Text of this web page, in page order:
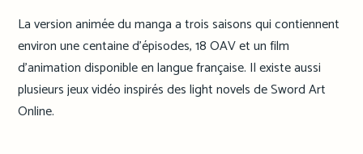
La version animée du manga a trois saisons qui contiennent
environ une centaine d’épisodes, 18 OAV et un film
d’animation disponible en langue française. Il existe aussi
plusieurs jeux vidéo inspirés des light novels de Sword Art
Online.